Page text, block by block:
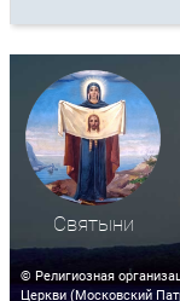
Святыни
© Религиозная
Церкви (Московский